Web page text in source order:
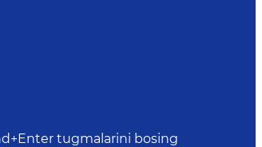
tugmalarini bosing